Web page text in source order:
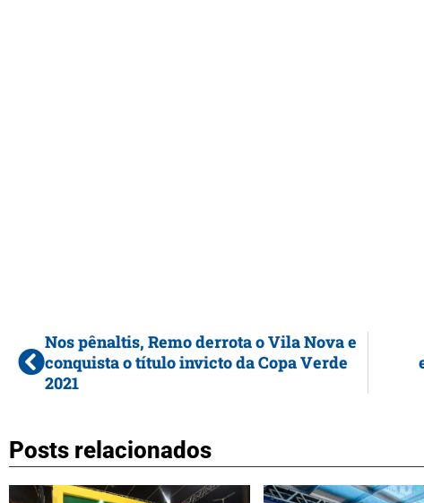
Nos pênaltis, Remo derrota o Vila Nova e
conquista o título invicto da Copa Verde
2021
Posts relacionados